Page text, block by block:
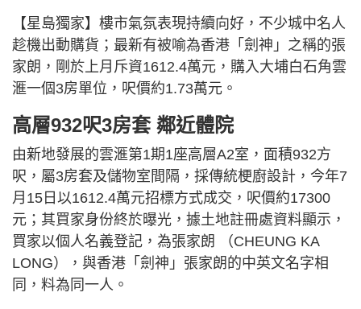
【星島獨家】樓市氣氛表現持續向好，不少城中名人
趁機出動購貨；最新有被喻為香港「劍神」之稱的張
家朗，剛於上月斥資1612.4萬元，購入大埔白石角雲
滙一個3房單位，呎價約1.73萬元。
高層932呎3房套 鄰近體院
由新地發展的雲滙第1期1座高層A2室，面積932方
呎，屬3房套及儲物室間隔，採傳統梗廚設計，今年7
月15日以1612.4萬元招標方式成交，呎價約17300
元；其買家身份終於曝光，據土地註冊處資料顯示，
買家以個人名義登記，為張家朗 （CHEUNG KA
LONG），與香港「劍神」張家朗的中英文名字相
同，料為同一人。